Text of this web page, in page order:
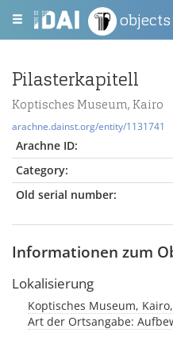
objects
Pilasterkapitell
Koptisches Museum, Kairo
arachne.dainst.org/entity/1131741
Arachne ID:
Category:
Old serial number:
Informationen zum
Lokalisierung
Koptisches Museum,
Art der Ortsangabe: